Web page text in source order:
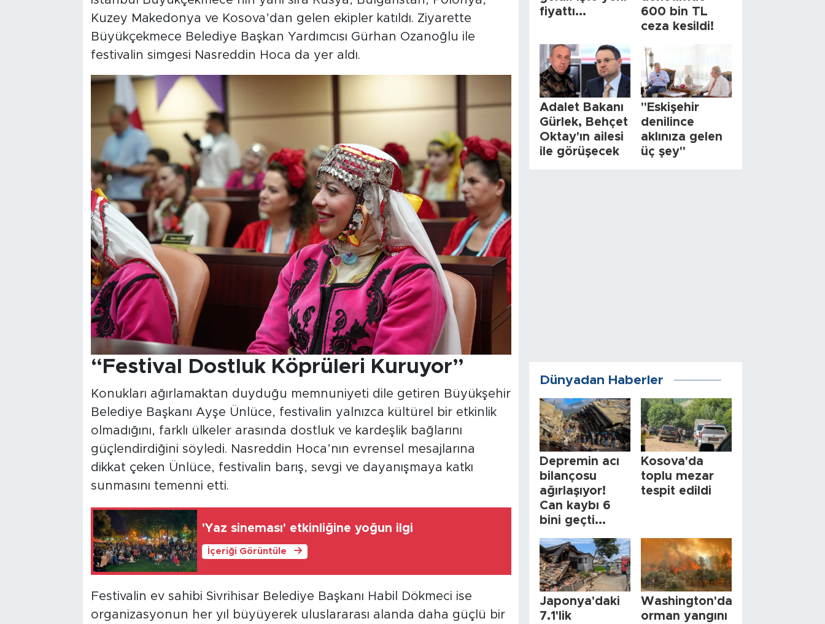
Kuzey Makedonya ve Kosova’dan gelen ekipler katıldı. Ziyarette
Büyükçekmece Belediye Başkan Yardımcısı Gürhan Ozanoğlu ile
festivalin simgesi Nasreddin Hoca da yer aldı.
“Festival Dostluk Köprüleri Kuruyor”
Konukları ağırlamaktan duyduğu memnuniyeti dile getiren Büyükşehir
Belediye Başkanı Ayşe Ünlüce, festivalin yalnızca kültürel bir etkinlik
olmadığını, farklı ülkeler arasında dostluk ve kardeşlik bağlarını
güçlendirdiğini söyledi. Nasreddin Hoca’nın evrensel mesajlarına
dikkat çeken Ünlüce, festivalin barış, sevgi ve dayanışmaya katkı
sunmasını temenni etti.
'Yaz sineması' etkinliğine yoğun ilgi
İçeriği Görüntüle
Festivalin ev sahibi Sivrihisar Belediye Başkanı Habil Dökmeci ise
organizasyonun her yıl büyüyerek uluslararası alanda daha güçlü bir
fiyattı...
600 bin TL
ceza kesildi!
Adalet Bakanı
Gürlek, Behçet
Oktay'ın ailesi
ile görüşecek
"Eskişehir
denilince
aklınıza gelen
üç şey"
Dünyadan Haberler
Depremin acı
bilançosu
ağırlaşıyor!
Can kaybı 6
bini geçti...
Kosova'da
toplu mezar
tespit edildi
Japonya'daki
7.1'lik
Washington'da
orman yangını